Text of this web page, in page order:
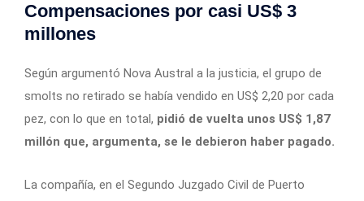
Compensaciones por casi US$ 3
millones
Según argumentó Nova Austral a la justicia, el grupo de
smolts no retirado se había vendido en US$ 2,20 por cada
pez, con lo que en total, pidió de vuelta unos US$ 1,87
millón que, argumenta, se le debieron haber pagado.
La compañía, en el Segundo Juzgado Civil de Puerto